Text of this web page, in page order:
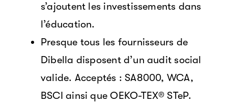
s’ajoutent les investissements dans
l’éducation.
Presque tous les fournisseurs de
Dibella disposent d’un audit social
valide. Acceptés : SA8000, WCA,
BSCI ainsi que OEKO-TEX® STeP.